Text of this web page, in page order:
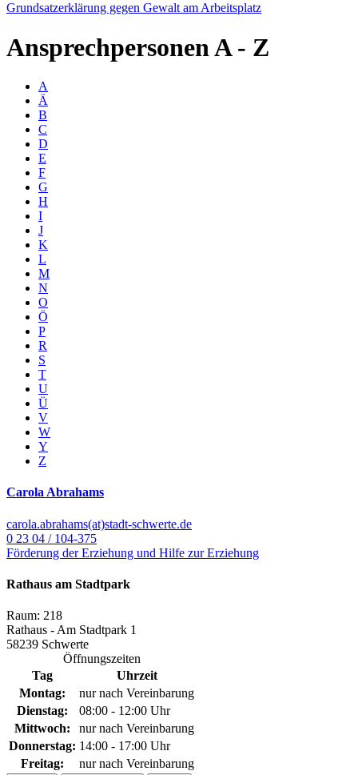
Grundsatzerklärung gegen Gewalt am Arbeitsplatz
AnsprechpersonenA - Z
A
Ä
B
C
D
E
F
G
H
I
J
K
L
M
N
O
Ö
P
R
S
T
U
Ü
V
W
Y
Z
Carola Abrahams
carola.abrahams(at)stadt-schwerte.de
0 23 04 / 104-375
Förderung der Erziehung und Hilfe zur Erziehung
Rathaus am Stadtpark
Raum: 218
Rathaus - Am Stadtpark 1
58239 Schwerte
Öffnungszeiten
Tag
Uhrzeit
Montag:
nur nach Vereinbarung
Dienstag:
08:00 - 12:00 Uhr
Mittwoch:
nur nach Vereinbarung
Donnerstag: 14:00 - 17:00 Uhr
Freitag:
nur nach Vereinbarung